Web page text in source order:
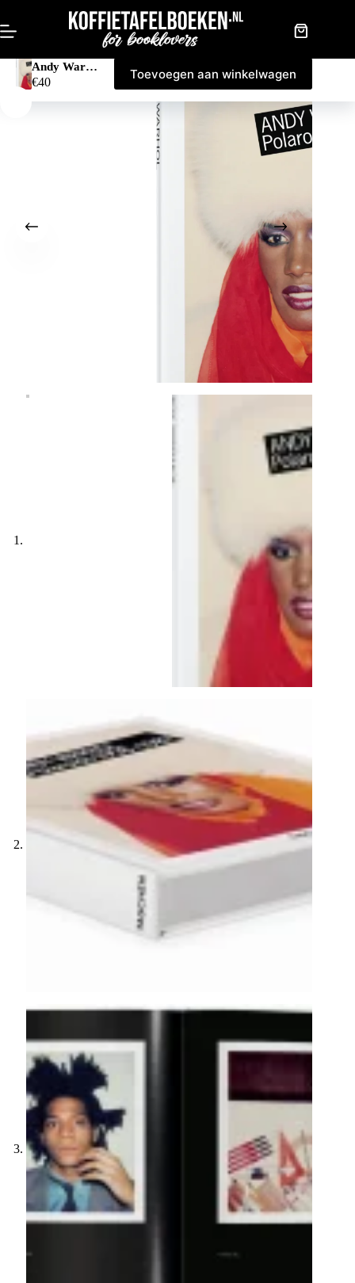
artikel
Andy Warhol. Polaroids 1958-1987
€40
Toevoegen aan winkelwagen